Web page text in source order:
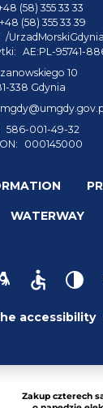
(58) 355 33 33
+48 (58) 355 33 39
/
AE:PL-95741-
10
338 Gdynia
586-001-49-32
000145000
WATERWAY
accessibility